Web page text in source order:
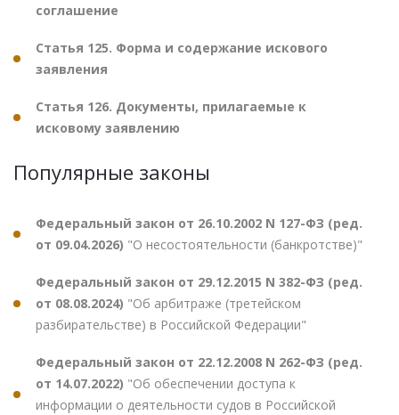
соглашение
Статья 125. Форма и содержание искового
заявления
Статья 126. Документы, прилагаемые к
исковому заявлению
Популярные законы
Федеральный закон от 26.10.2002 N 127-ФЗ (ред.
от 09.04.2026) "О несостоятельности (банкротстве)"
Федеральный закон от 29.12.2015 N 382-ФЗ (ред.
от 08.08.2024) "Об арбитраже (третейском
разбирательстве) в Российской Федерации"
Федеральный закон от 22.12.2008 N 262-ФЗ (ред.
от 14.07.2022) "Об обеспечении доступа к
информации о деятельности судов в Российской